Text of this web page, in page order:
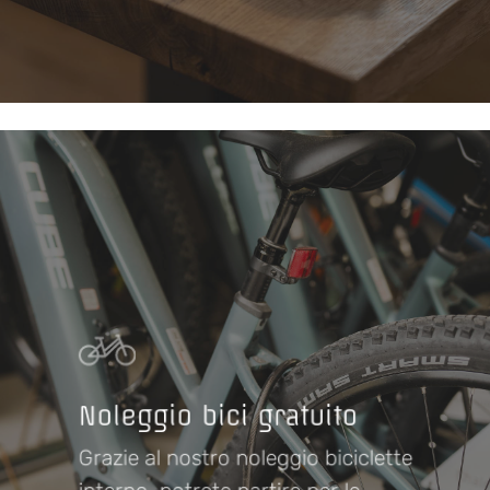
Noleggio bici gratuito
Grazie al nostro noleggio biciclette